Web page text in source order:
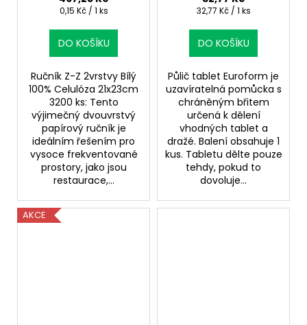
Měrná
0,15 Kč / 1 ks
DO KOŠÍKU
Ručník Z-Z 2vrstvy Bílý
100% Celulóza 21x23cm
3200 ks: Tento
výjimečný dvouvrstvý
papírový ručník je
ideálním řešením pro
vysoce frekventované
prostory, jako jsou
restaurace,...
Měrná
32,77 Kč / 1 ks
DO KOŠÍKU
Půlič tablet Euroform je
uzavíratelná pomůcka s
chráněným břitem
určená k dělení
vhodných tablet a
dražé. Balení obsahuje 1
kus. Tabletu dělte pouze
tehdy, pokud to
dovoluje...
AKCE